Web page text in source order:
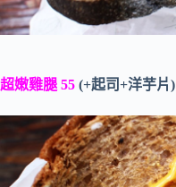
超嫩雞腿 55 (+起司+洋芋片)